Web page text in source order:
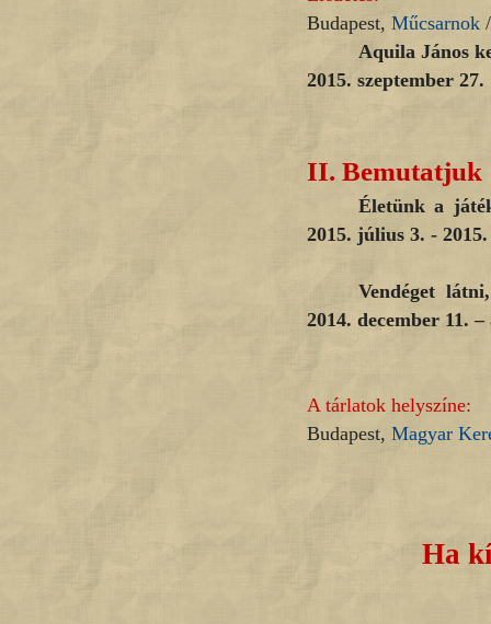
Budapest, Műcsarnok
Aquila János
2015. szeptember 27.
II. Bemutatjuk
Életünk a
2015. július 3. -
Vendéget
2014. december 11.
A tárlatok helyszíne:
Budapest, Magyar
Ha